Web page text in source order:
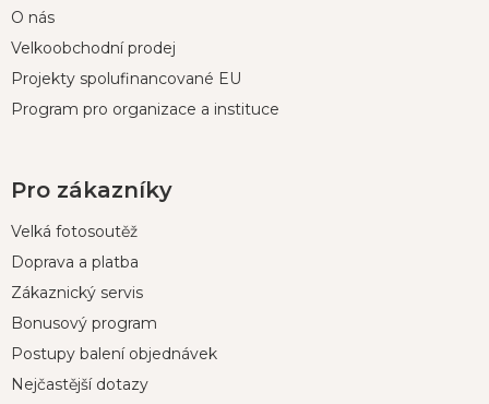
O nás
Velkoobchodní prodej
Projekty spolufinancované EU
Program pro organizace a instituce
Pro zákazníky
Velká fotosoutěž
Doprava a platba
Zákaznický servis
Bonusový program
Postupy balení objednávek
Nejčastější dotazy